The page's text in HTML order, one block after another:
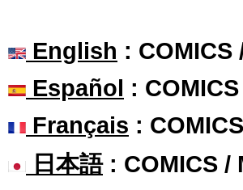
English : COMICS
Español :
Français :
日本語: COMICS /